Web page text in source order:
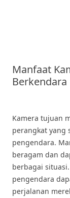
Manfaat
Berkendara
Kamera tujuan
perangkat yang
pengendara.
beragam dan
berbagai
pengendara
perjalanan